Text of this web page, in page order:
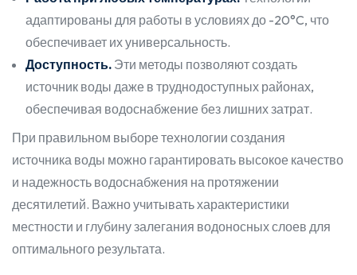
адаптированы для работы в условиях до -20°C, что
обеспечивает их универсальность.
Доступность. Эти методы позволяют создать
источник воды даже в труднодоступных районах,
обеспечивая водоснабжение без лишних затрат.
При правильном выборе технологии создания
источника воды можно гарантировать высокое качество
и надежность водоснабжения на протяжении
десятилетий. Важно учитывать характеристики
местности и глубину залегания водоносных слоев для
оптимального результата.